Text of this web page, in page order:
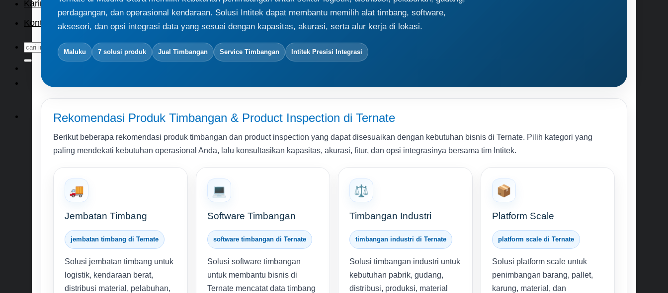
Karir
Kontak
Search
perdagangan, dan operasional kendaraan. Solusi Intitek dapat membantu memilih alat timbang, software,
aksesori, dan opsi integrasi data yang sesuai dengan kapasitas, akurasi, serta alur kerja di lokasi.
Maluku 7 solusi produk Jual Timbangan Service Timbangan Intitek Presisi Integrasi
Rekomendasi Produk Timbangan & Product Inspection di Ternate
Berikut beberapa rekomendasi produk timbangan dan product inspection yang dapat disesuaikan dengan kebutuhan bisnis di Ternate. Pilih kategori yang
paling mendekati kebutuhan operasional Anda, lalu konsultasikan kapasitas, akurasi, fitur, dan opsi integrasinya bersama tim Intitek.
🚚
Jembatan Timbang
jembatan timbang di Ternate
Solusi jembatan timbang untuk
logistik, kendaraan berat,
distribusi material, pelabuhan,
💻
Software Timbangan
software timbangan di Ternate
Solusi software timbangan
untuk membantu bisnis di
Ternate mencatat data timbang
⚖️
Timbangan Industri
timbangan industri di Ternate
Solusi timbangan industri untuk
kebutuhan pabrik, gudang,
distribusi, produksi, material
📦
Platform Scale
platform scale di Ternate
Solusi platform scale untuk
penimbangan barang, pallet,
karung, material, dan